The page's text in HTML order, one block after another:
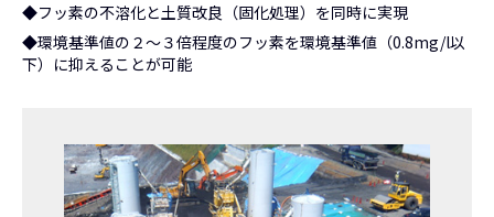
ESGデータ
水資源
サプライチェーン・マネジメント
パートナーシップ構築宣言
知的財産基本方針
◆フッ素の不溶化と土質改良（固化処理）を同時に実現
◆環境基準値の２～３倍程度のフッ素を環境基準値（0.8mg/l以
下）に抑えることが可能